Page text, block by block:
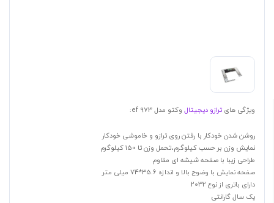
ویژگی های ترازو دیجیتال وکتو مدل ef 973:
روشن شدن خودکار با رفتن روی ترازو و خاموشی خودکار
نمایش وزن بر حسب کیلوگرم،تحمل وزن تا 150 کیلوگرم
طراحی زیبا با صفحه شیشه ای مقاوم
صفحه نمایش با وضوح بالا و اندازه 35.6*74 میلی متر
دارای باتری از نوع 2032
یک سال گارانتی